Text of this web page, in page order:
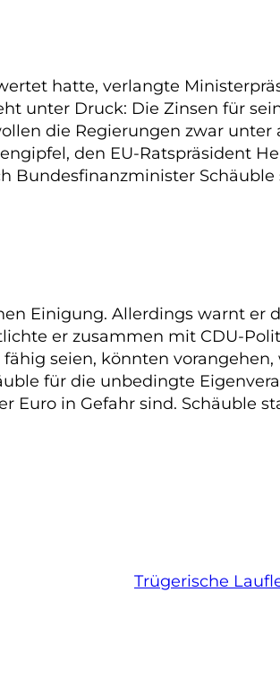
hatte, verlangte
unter Druck: Die Zinsen für
die Regierungen zwar unter
den EU-Ratspräsident
Bundesfinanzminister Schäuble
Einigung. Allerdings warnt er
er zusammen mit CDU-
seien, könnten
für die unbedingte
Euro in Gefahr sind. Schäuble
Trügerische